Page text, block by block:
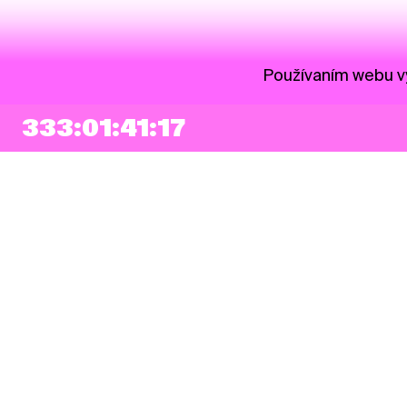
333:01:41:16
Používaním webu